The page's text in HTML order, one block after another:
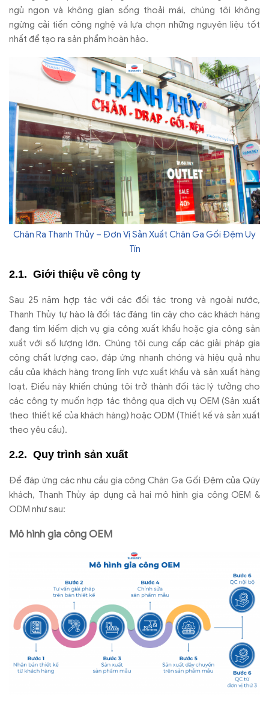
ngủ ngon và không gian sống thoải mái, chúng tôi không
ngừng cải tiến công nghệ và lựa chọn những nguyên liệu tốt
nhất để tạo ra sản phẩm hoàn hảo.
Chăn Ra Thanh Thủy – Đơn Vị Sản Xuất Chăn Ga Gối Đệm Uy
Tín
Giới thiệu về công ty
Sau 25 năm hợp tác với các đối tác trong và ngoài nước,
Thanh Thủy tự hào là đối tác đáng tin cậy cho các khách hàng
đang tìm kiếm dịch vụ gia công xuất khẩu hoặc gia công sản
xuất với số lượng lớn. Chúng tôi cung cấp các giải pháp gia
công chất lượng cao, đáp ứng nhanh chóng và hiệu quả nhu
cầu của khách hàng trong lĩnh vực xuất khẩu và sản xuất hàng
loạt. Điều này khiến chúng tôi trở thành đối tác lý tưởng cho
các công ty muốn hợp tác thông qua dịch vụ OEM (Sản xuất
theo thiết kế của khách hàng) hoặc ODM (Thiết kế và sản xuất
theo yêu cầu).
Quy trình sản xuất
Để đáp ứng các nhu cầu gia công Chăn Ga Gối Đệm của Qúy
khách, Thanh Thủy áp dụng cả hai mô hình gia công OEM &
ODM như sau:
Mô hình gia công OEM